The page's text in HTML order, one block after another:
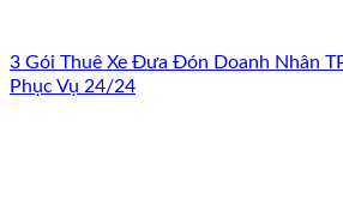
3 Gói Thuê Xe Đưa Đón Doanh Nhân
Phục Vụ 24/24